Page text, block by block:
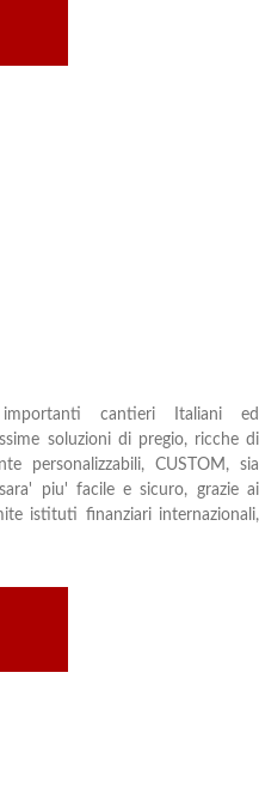
cantieri Italiani ed
soluzioni di pregio, ricche di
personalizzabili, CUSTOM, sia
piu' facile e sicuro, grazie ai
istituti finanziari internazionali,